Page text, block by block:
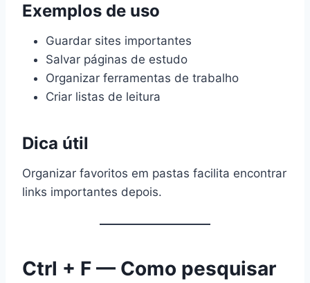
Exemplos de uso
Guardar sites importantes
Salvar páginas de estudo
Organizar ferramentas de trabalho
Criar listas de leitura
Dica útil
Organizar favoritos em pastas facilita encontrar
links importantes depois.
Ctrl + F — Como pesquisar